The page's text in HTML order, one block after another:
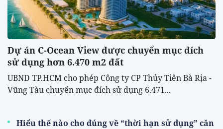
Dự án C-Ocean View được chuyển mục đích
sử dụng hơn 6.470 m2 đất
UBND TP.HCM cho phép Công ty CP Thủy Tiên Bà Rịa -
Vũng Tàu chuyển mục đích sử dụng 6.471...
Hiểu thế nào cho đúng về “thời hạn sử dụng” căn